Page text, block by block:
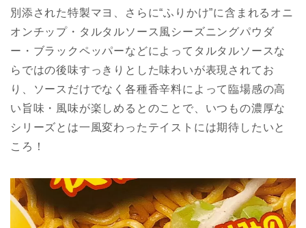
別添された特製マヨ、さらに“ふりかけ”に含まれるオニ
オンチップ・タルタルソース風シーズニングパウダ
ー・ブラックペッパーなどによってタルタルソースな
らではの後味すっきりとした味わいが表現されてお
り、ソースだけでなく各種香辛料によって臨場感の高
い旨味・風味が楽しめるとのことで、いつもの濃厚な
シリーズとは一風変わったテイストには期待したいと
ころ！